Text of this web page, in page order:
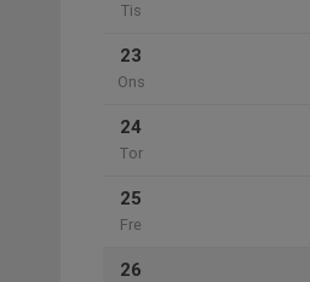
Tis
23
Ons
24
Tor
25
Fre
26